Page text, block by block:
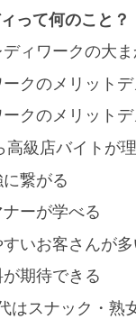
って何のこと？
ディワークの大
クのメリットデ
クのメリットデ
高級店バイトが
繋がる
ーが学べる
いお客さんが多
期待できる
はスナック・熟